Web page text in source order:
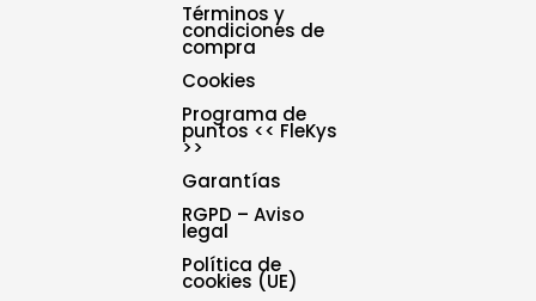
Términos y
condiciones de
compra
Cookies
Programa de
puntos << FleKys
>>
Garantías
RGPD – Aviso
legal
Política de
cookies (UE)